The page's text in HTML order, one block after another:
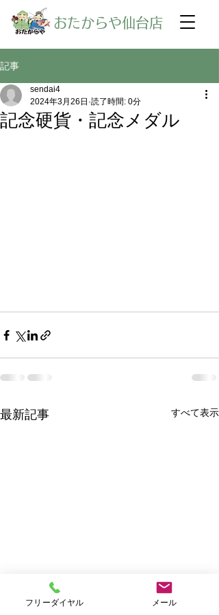
​おたからや仙台店
記事
記念硬貨・記念メダル
sendai4
2024年3月26日 読了時間: 0分
最新記事 すべて表示
フリーダイヤル メール